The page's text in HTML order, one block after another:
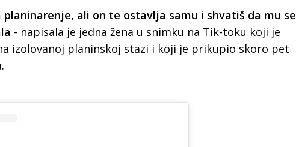
planinarenje, ali on te ostavlja samu i shvatiš da mu se
- napisala je jedna žena u snimku na Tik-toku koji je
izolovanoj planinskoj stazi i koji je prikupio skoro pet